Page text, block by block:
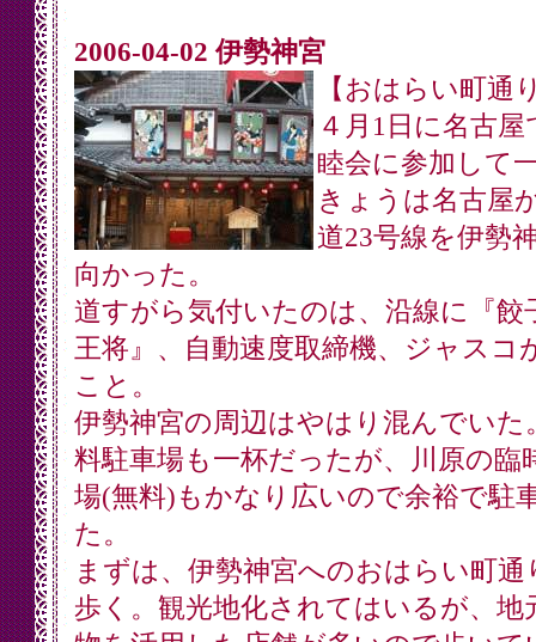
2006-04-02 伊勢神宮
【おはらい町通
４月1日に名古屋
睦会に参加して
きょうは名古屋
道23号線を伊勢
向かった。
道すがら気付いたのは、沿線に『餃
王将』、自動速度取締機、ジャスコ
こと。
伊勢神宮の周辺はやはり混んでいた
料駐車場も一杯だったが、川原の臨
場(無料)もかなり広いので余裕で駐
た。
まずは、伊勢神宮へのおはらい町通
歩く。観光地化されてはいるが、地